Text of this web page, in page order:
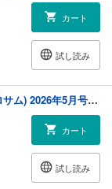
カート
試し読み
Comic ZERO-SUM (コミック ゼロサム) 2026年5月号[雑誌]
カート
試し読み